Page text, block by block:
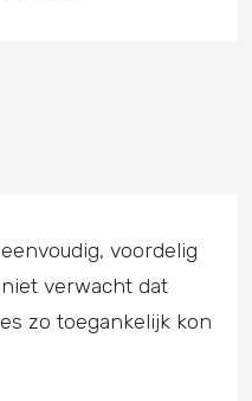
voordelig
verwacht dat
zo toegankelijk kon